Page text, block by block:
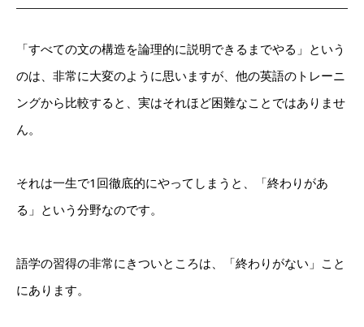
「すべての文の構造を論理的に説明できるまでやる」という
のは、非常に大変のように思いますが、他の英語のトレーニ
ングから比較すると、実はそれほど困難なことではありませ
ん。
それは一生で1回徹底的にやってしまうと、「終わりがあ
る」という分野なのです。
語学の習得の非常にきついところは、「終わりがない」こと
にあります。